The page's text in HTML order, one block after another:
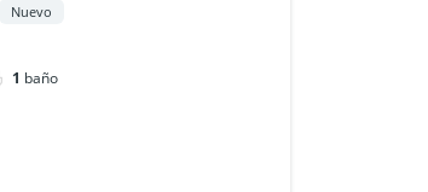
Nuevo
1 baño